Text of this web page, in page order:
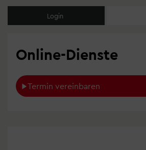
Login
Online-Dienste
Termin vereinbaren